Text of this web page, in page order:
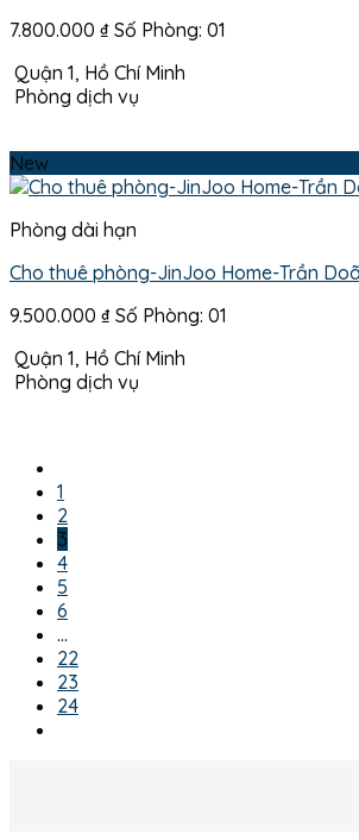
7.800.000 ₫ Số Phòng: 01
Quận 1, Hồ Chí Minh
Phòng dịch vụ
New
Phòng dài hạn
Cho thuê phòng-JinJoo Home-Trần
9.500.000 ₫ Số Phòng: 01
Quận 1, Hồ Chí Minh
Phòng dịch vụ
1
2
3
4
5
6
…
22
23
24